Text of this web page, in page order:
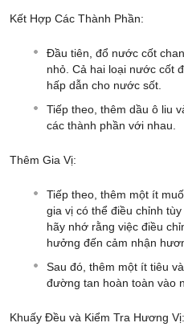
Kết Hợp Các Thành Phần:
Đầu tiên, đổ nước cốt
nhỏ. Cả hai loại nước cốt
hấp dẫn cho nước sốt.
Tiếp theo, thêm dầu ô liu
các thành phần với nhau.
Thêm Gia Vị:
Tiếp theo, thêm một ít
gia vị có thể điều chỉnh
hãy nhớ rằng việc điều
hưởng đến cảm nhận
Sau đó, thêm một ít tiêu
đường tan hoàn toàn vào
Khuấy Đều và Kiểm Tra Hương Vị: